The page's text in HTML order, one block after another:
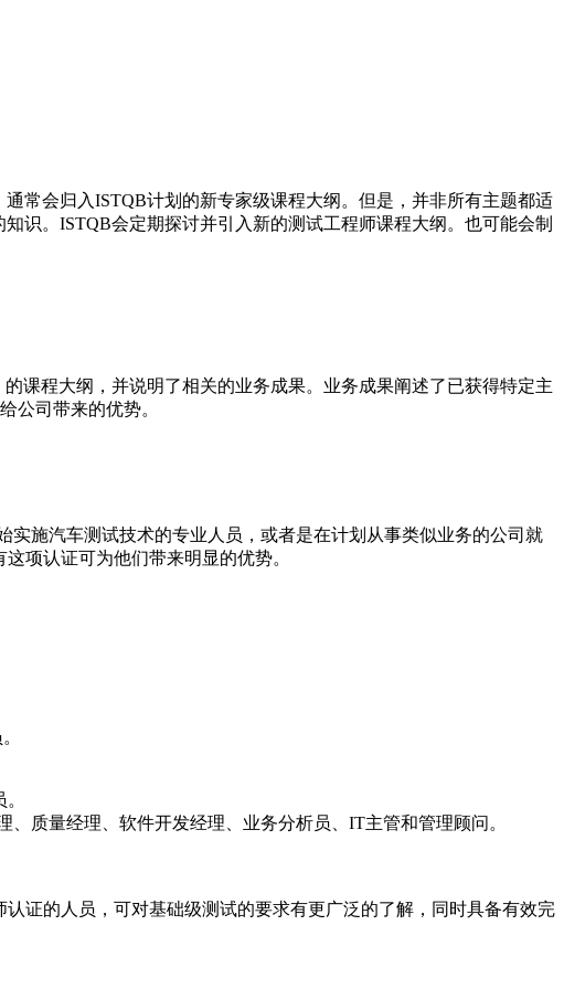
常会归入ISTQB计划的新专家级课程大纲。但是，并非所有主题都适
识。ISTQB会定期探讨并引入新的测试工程师课程大纲。也可能会制
课程大纲，并说明了相关的业务成果。业务成果阐述了已获得特定主
公司带来的优势。
施汽车测试技术的专业人员，或者是在计划从事类似业务的公司就
项认证可为他们带来明显的优势。
质量经理、软件开发经理、业务分析员、IT主管和管理顾问。
证的人员，可对基础级测试的要求有更广泛的了解，同时具备有效完